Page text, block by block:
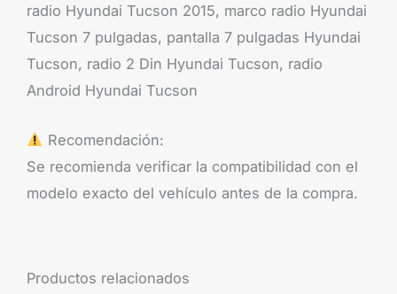
radio Hyundai Tucson 2015, marco radio Hyundai
Tucson 7 pulgadas, pantalla 7 pulgadas Hyundai
Tucson, radio 2 Din Hyundai Tucson, radio
Android Hyundai Tucson
Recomendación:
Se recomienda verificar la compatibilidad con el
modelo exacto del vehículo antes de la compra.
Productos relacionados